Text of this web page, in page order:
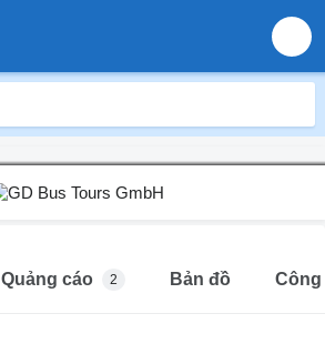
Quảng cáo 2 Bản đồ Công